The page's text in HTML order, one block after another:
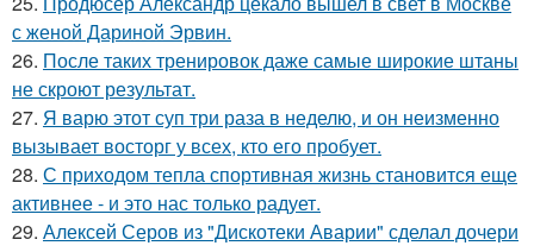
с женой Дариной Эрвин.
26. После таких тренировок даже самые широкие штаны
не скроют результат.
27. Я варю этот суп три раза в неделю, и он неизменно
вызывает восторг у всех, кто его пробует.
28. С приходом тепла спортивная жизнь становится еще
активнее - и это нас только радует.
29. Алексей Серов из "Дискотеки Аварии" сделал дочери